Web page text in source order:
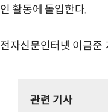
인 활동에 돌입한다.
전자신문인터넷 이금
관련 기사